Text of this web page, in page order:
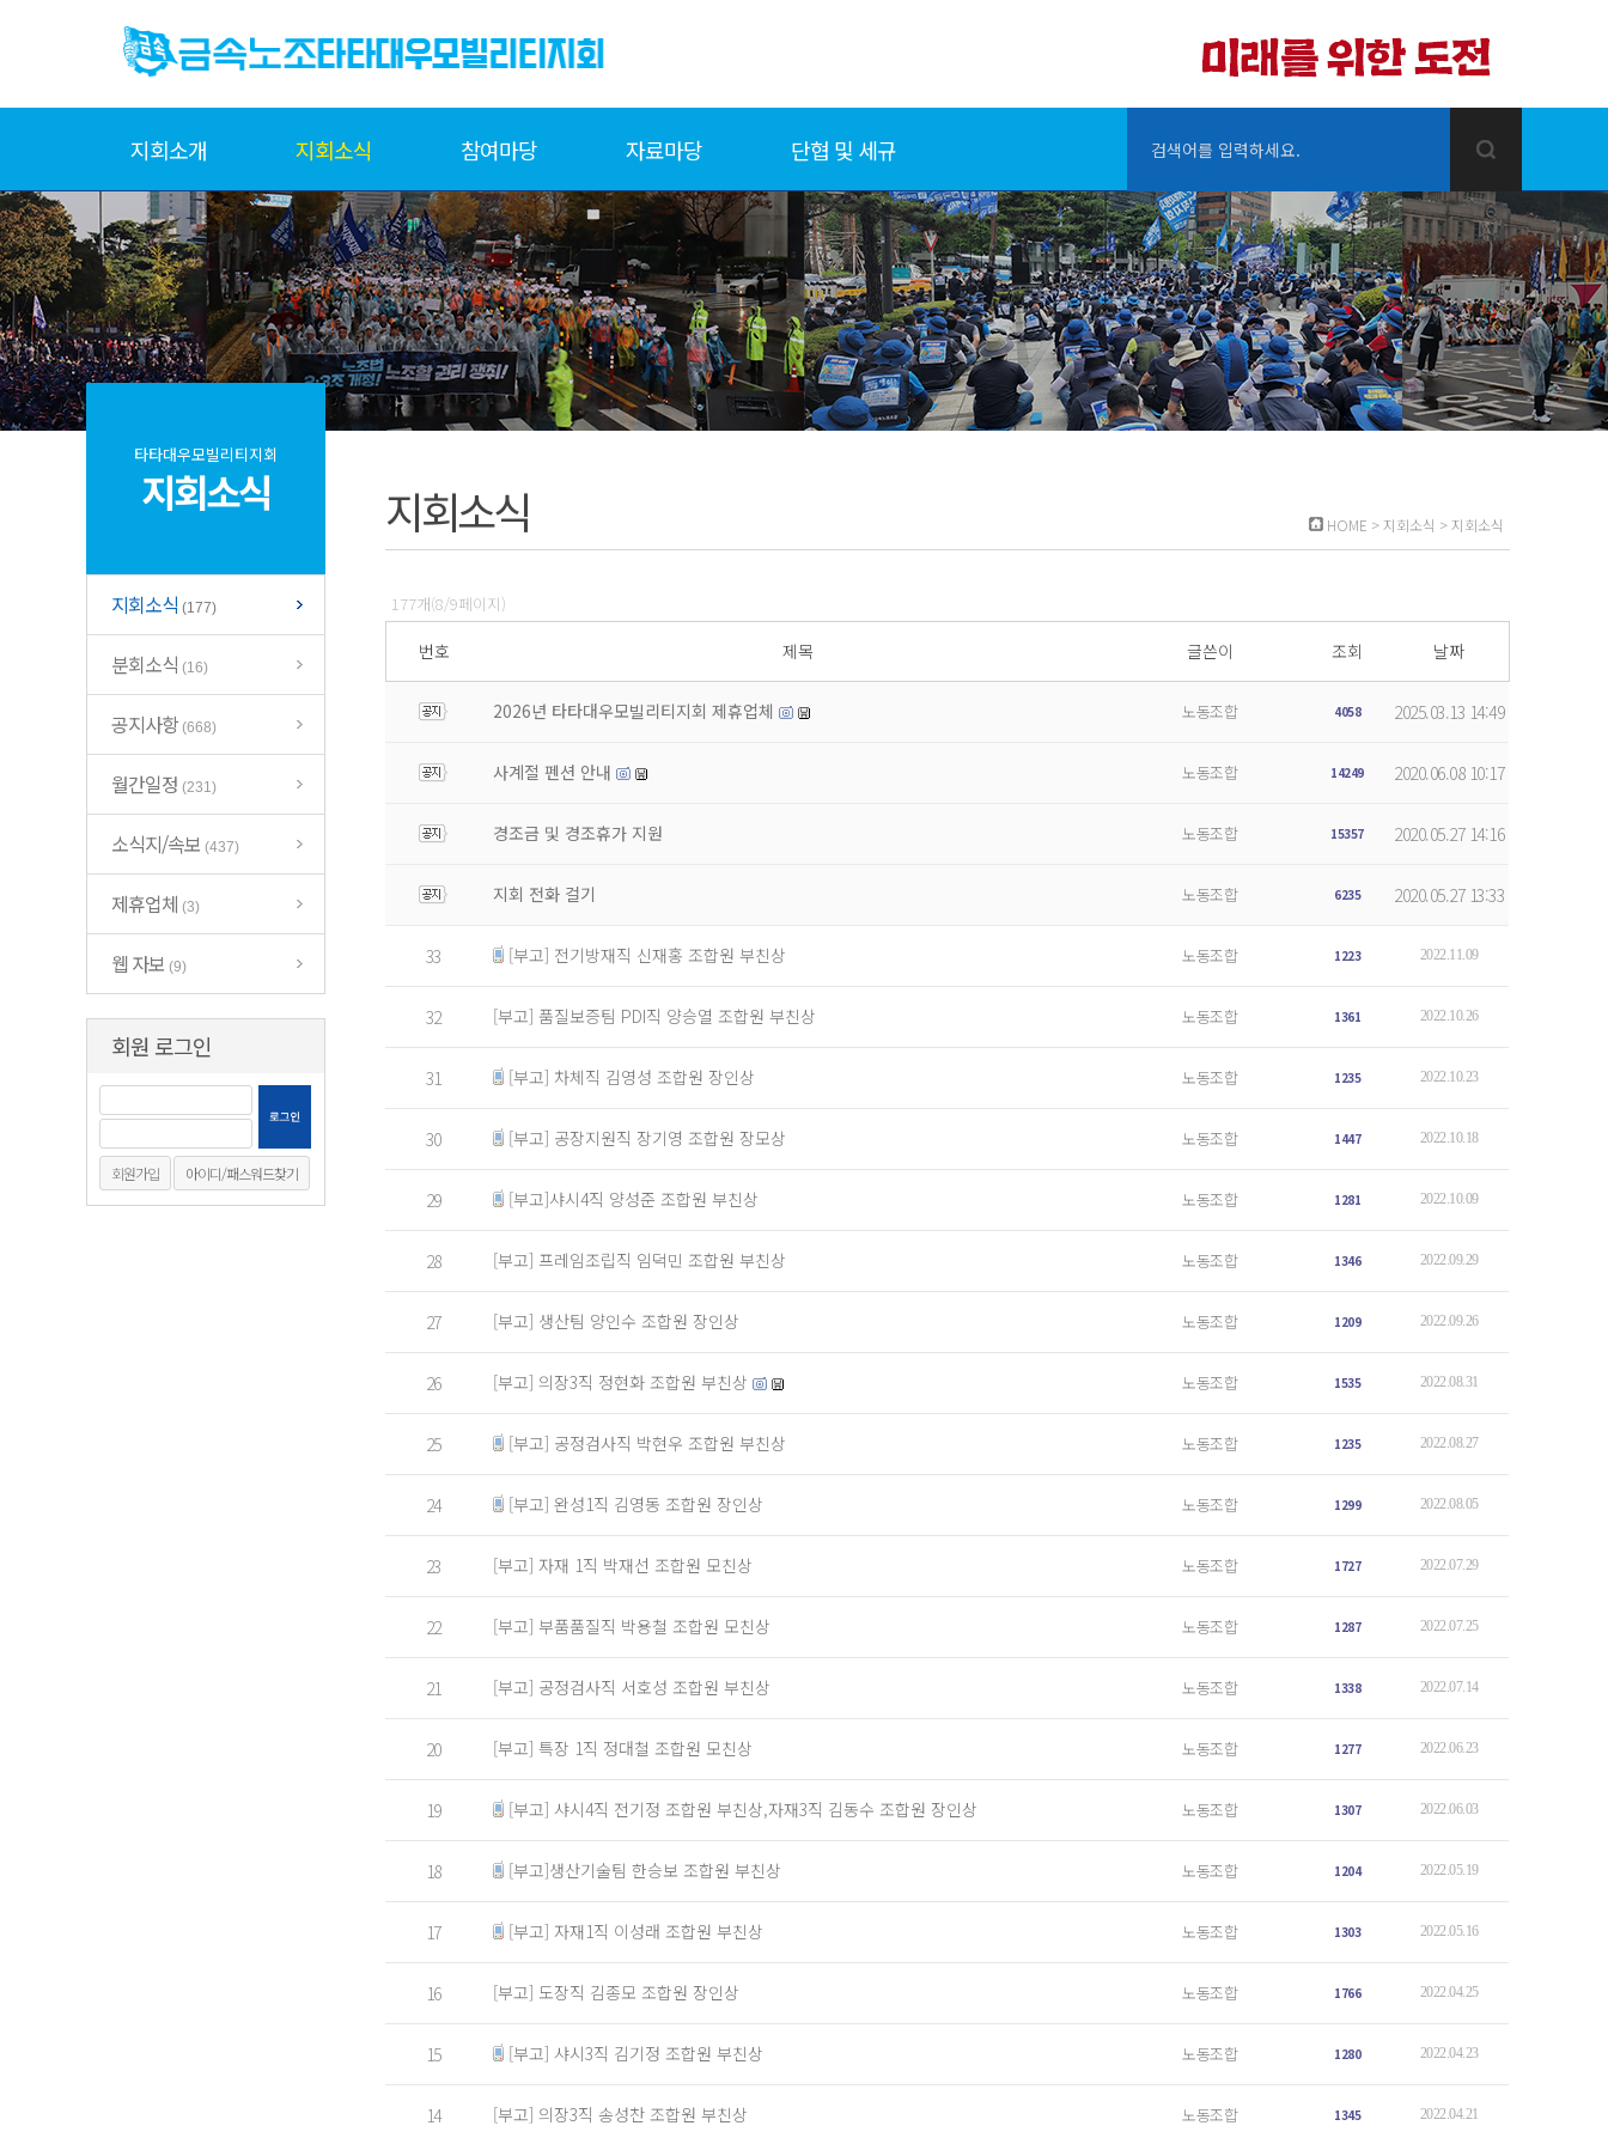
지회소개 지회소식 참여마당 자료마당 단협 및 세규 검색어를 입력하세요.
타타대우모빌리티지회
지회소식
지회소식 (177)
분회소식 (16)
공지사항 (668)
월간일정 (231)
소식지/속보 (437)
제휴업체 (3)
웹 자보 (9)
회원 로그인
회원가입 아이디/패스워드찾기
HOME >지회소식 >지회소식
지회소식
177개(8/9페이지)
번호 제목 글쓴이 조회 날짜
2026년 타타대우모빌리티지회 제휴업체 노동조합 4058 2025.03.13 14:49
사계절 펜션 안내 노동조합 14249 2020.06.08 10:17
경조금 및 경조휴가 지원 노동조합 15357 2020.05.27 14:16
지회 전화 걸기 노동조합 6235 2020.05.27 13:33
33 [부고] 전기방재직 신재홍 조합원 부친상 노동조합 1223 2022.11.09
32 [부고] 품질보증팀 PDI직 양승열 조합원 부친상 노동조합 1361 2022.10.26
31 [부고] 차체직 김영성 조합원 장인상 노동조합 1235 2022.10.23
30 [부고] 공장지원직 장기영 조합원 장모상 노동조합 1447 2022.10.18
29 [부고]샤시4직 양성준 조합원 부친상 노동조합 1281 2022.10.09
28 [부고] 프레임조립직 임덕민 조합원 부친상 노동조합 1346 2022.09.29
27 [부고] 생산팀 양인수 조합원 장인상 노동조합 1209 2022.09.26
26 [부고] 의장3직 정현화 조합원 부친상 노동조합 1535 2022.08.31
25 [부고] 공정검사직 박현우 조합원 부친상 노동조합 1235 2022.08.27
24 [부고] 완성1직 김영동 조합원 장인상 노동조합 1299 2022.08.05
23 [부고] 자재 1직 박재선 조합원 모친상 노동조합 1727 2022.07.29
22 [부고] 부품품질직 박용철 조합원 모친상 노동조합 1287 2022.07.25
21 [부고] 공정검사직 서호성 조합원 부친상 노동조합 1338 2022.07.14
20 [부고] 특장 1직 정대철 조합원 모친상 노동조합 1277 2022.06.23
19 [부고] 샤시4직 전기정 조합원 부친상,자재3직 김동수 조합원 장인상 노동조합 1307 2022.06.03
18 [부고]생산기술팀 한승보 조합원 부친상 노동조합 1204 2022.05.19
17 [부고] 자재1직 이성래 조합원 부친상 노동조합 1303 2022.05.16
16 [부고] 도장직 김종모 조합원 장인상 노동조합 1766 2022.04.25
15 [부고] 샤시3직 김기정 조합원 부친상 노동조합 1280 2022.04.23
14 [부고] 의장3직 송성찬 조합원 부친상 노동조합 1345 2022.04.21